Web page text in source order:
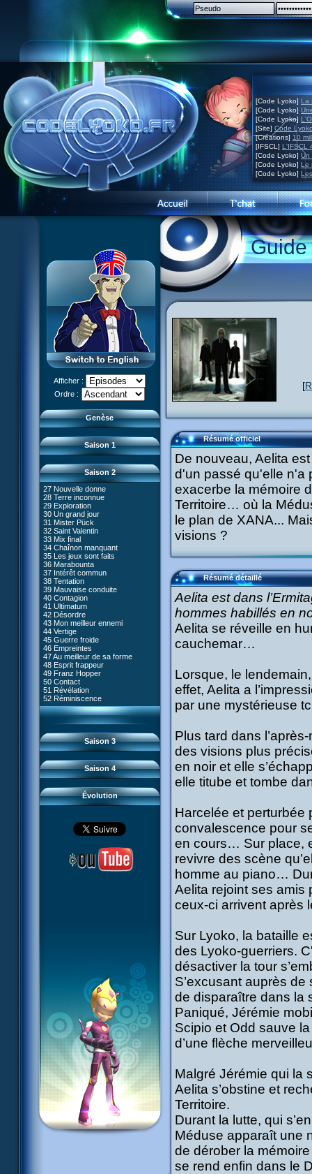
[Code Lyoko] La
[Code Lyoko]
[Code Lyoko]
[Site] Code
[Créations] 10
[IFSCL] L'IFSCL
[Code Lyoko] Un
[Code Lyoko] Le
[Code Lyoko]
Afficher :
Ordre :
Genèse
Le réveil de XANA (Partie 1)
Le réveil de XANA (Partie 2)
Saison 1
6 Cruel dilemme
7 Problème d'image
10 Créature de rêve
11 Enragés
12 Attaque en piqué
13 D'un cheveu
14 Piège
15 Crise de rire
16 Claustrophobie
17 Mémoire morte
18 Musique mortelle
19 Frontière
20 L'âme des robots
21 Gravité zéro
22 Routine
24 Canal fantôme
25 Code Terre
26 Faux départ
Saison 2
27 Nouvelle donne
28 Terre inconnue
29 Exploration
30 Un grand jour
31 Mister Pück
32 Saint Valentin
33 Mix final
34 Chaînon manquant
35 Les jeux sont faits
36 Marabounta
37 Intérêt commun
38 Tentation
39 Mauvaise conduite
40 Contagion
41 Ultimatum
42 Désordre
43 Mon meilleur ennemi
44 Vertige
45 Guerre froide
46 Empreintes
47 Au meilleur de sa forme
48 Esprit frappeur
49 Franz Hopper
50 Contact
51 Révélation
52 Réminiscence
Saison 3
53 Droit au coeur
54 Lyoko moins un
55 Raz de marée
56 Fausse piste
57 Aelita
58 Le prétendant
59 Le secret
60 Tarentule au plafond
61 Sabotage
62 Désincarnation
63 Triple sot
64 Surmenage
65 Dernier round
Saison 4
66 Renaissance
67 Mauvaise réplique
68 Première partie
69 Double foyer
70 Skidbladnir
71 Premier voyage
72 Leçon de choses
73 Réplika
74 Je préfère ne pas en parler !
75 Corps céleste
76 Le lac
77 Torpilles virtuelles
78 Expérience
79 Arachnophobie
80 Kiwodd
81 Oeil pour oeil
82 Mémoire blanche
83 Superstition
84 Missile guidé
85 La belle de Kadic
86 Kiwi superstar
87 Planète bleue
88 Cousins ennemis
89 Il est sensé d'être insensé
90 Médusée
91 Mauvaises ondes
93 Retour
94 Contre-attaque
95 Souvenirs
Évolution
#01 - XANA 2.0
#02 - Cortex
#03 - Spectromania
#04 - Madame Einstein
#05 - Rivalité
#06 - Soupçons
#07 - Compte-à-rebours
#08 - Virus
#09 - Comment tromper XANA
#10 - Le réveil du guerrier
#11 - Rendez-vous
#12 - Chaos à Kadic
#13 - Vendredi 13
#14 - Intrusion
#15 - Les sans-codes
#16 - Confusion
#17 - Un avenir professionnel
assuré
#18 - Obstination
#19 - Le piège
#21 - Faux-semblants
#22 - Mutinerie
#24 - Paradoxe temporel
#25 - Hécatombe
#26 - Ultime mission
[
Résumé officiel
De nouveau, Aelita
d'un passé qu'elle n'a
exacerbe la mémoire
Territoire… où la
le plan de XANA...
visions ?
Résumé détaillé
Aelita est dans
hommes habillés en
Aelita se réveille en
cauchemar…
Lorsque, le
effet, Aelita a
par une mystérieuse
Plus tard dans
des visions plus
en noir et elle
elle titube et tombe
Harcelée et perturbée
convalescence pour
en cours… Sur place,
revivre des scène
homme au piano…
Aelita rejoint ses amis
ceux-ci arrivent après
Sur Lyoko, la bataille
des Lyoko-guerriers.
désactiver la tour
S’excusant auprès
de disparaître dans la
Paniqué, Jérémie
Scipio et Odd sauve
d’une flèche
Malgré Jérémie qui la
Aelita s’obstine et
Territoire.
Durant la lutte, qui
Méduse apparaît une
de dérober la
se rend enfin dans le